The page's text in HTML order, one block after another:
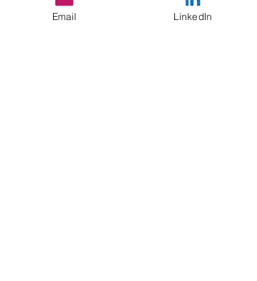
Email LinkedIn